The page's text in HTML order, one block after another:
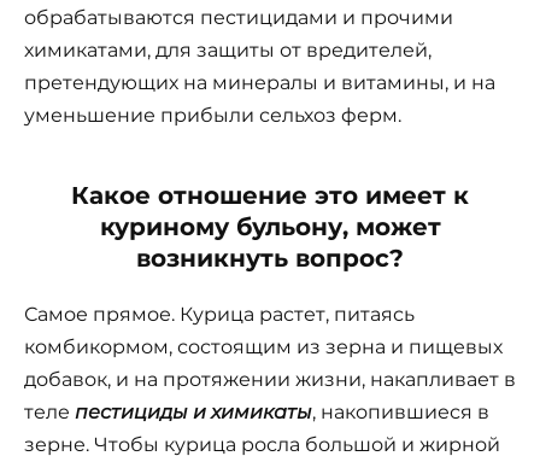
обрабатываются пестицидами и прочими
химикатами, для защиты от вредителей,
претендующих на минералы и витамины, и на
уменьшение прибыли сельхоз ферм.
Какое отношение это имеет к
куриному бульону, может
возникнуть вопрос?
Самое прямое. Курица растет, питаясь
комбикормом, состоящим из зерна и пищевых
добавок, и на протяжении жизни, накапливает в
теле пестициды и химикаты, накопившиеся в
зерне. Чтобы курица росла большой и жирной